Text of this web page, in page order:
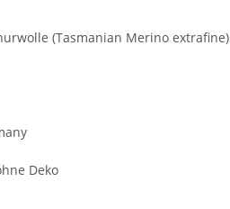
(Tasmanian Merino extrafine)
Deko